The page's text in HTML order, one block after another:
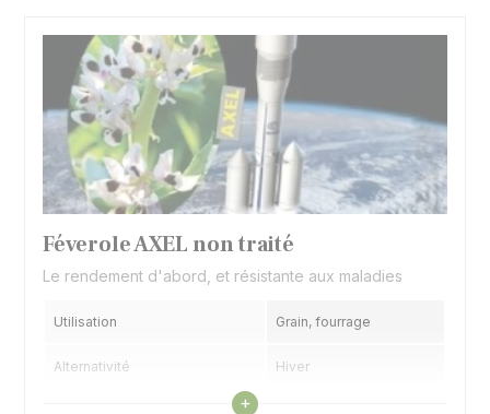
Féverole AXEL non traité
Le rendement d'abord, et résistante aux maladies
Utilisation Grain, fourrage
Alternativité Hiver
Voir les caractéristiques
+